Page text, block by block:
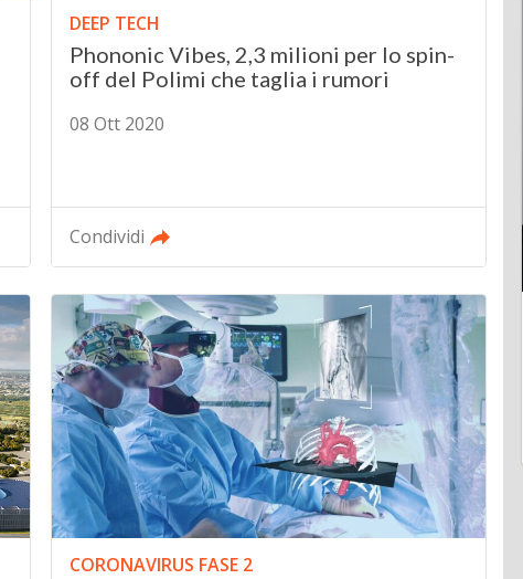
DEEP TECH
Phononic Vibes, 2,3 milioni per lo spin-
off del Polimi che taglia i rumori
08 Ott 2020
Condividi
CORONAVIRUS FASE 2